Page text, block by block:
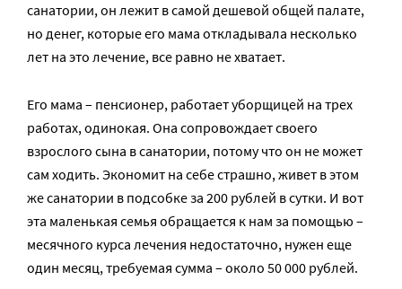
санатории, он лежит в самой дешевой общей палате,
но денег, которые его мама откладывала несколько
лет на это лечение, все равно не хватает.
Его мама – пенсионер, работает уборщицей на трех
работах, одинокая. Она сопровождает своего
взрослого сына в санатории, потому что он не может
сам ходить. Экономит на себе страшно, живет в этом
же санатории в подсобке за 200 рублей в сутки. И вот
эта маленькая семья обращается к нам за помощью –
месячного курса лечения недостаточно, нужен еще
один месяц, требуемая сумма – около 50 000 рублей.